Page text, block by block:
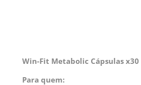
Win-Fit Metabolic Cápsulas x30
Para quem: